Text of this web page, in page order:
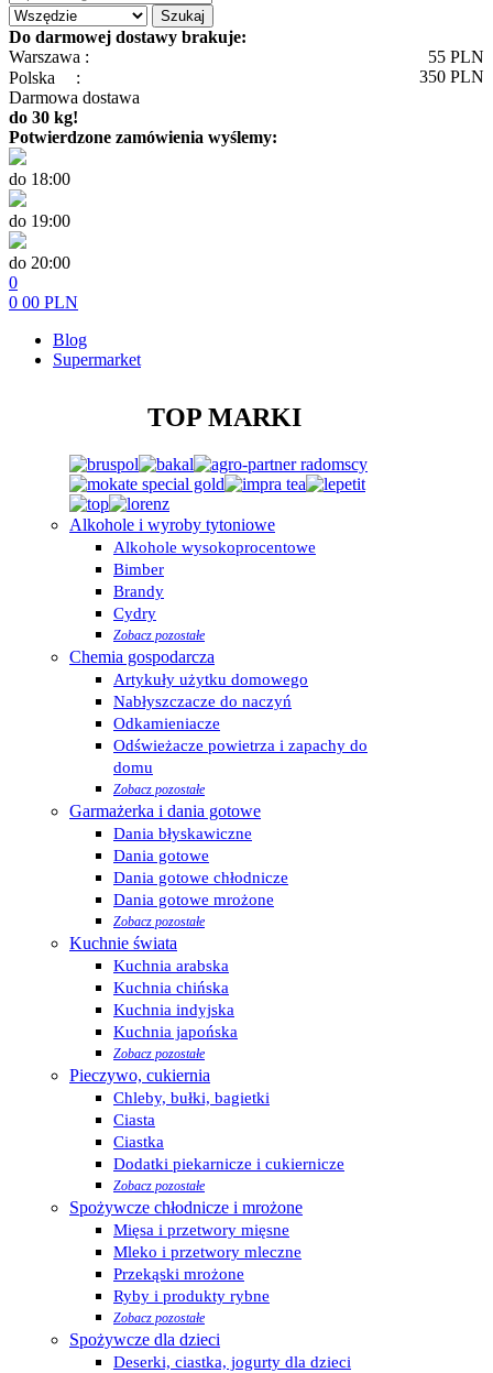
Szukaj
Do darmowej dostawy brakuje:
Warszawa :
55 PLN
Polska
: 350 PLN
Darmowa dostawa
do 30 kg!
Potwierdzone zamówienia wyślemy:
do 18:00
do 19:00
do 20:00
0
0 00 PLN
Blog
Supermarket
TOP MARKI
Alkohole i wyroby tytoniowe
Alkohole wysokoprocentowe
Bimber
Brandy
Cydry
Zobacz pozostałe
Chemia gospodarcza
Artykuły użytku domowego
Nabłyszczacze do naczyń
Odkamieniacze
Odświeżacze powietrza i zapachy do
domu
Zobacz pozostałe
Garmażerka i dania gotowe
Dania błyskawiczne
Dania gotowe
Dania gotowe chłodnicze
Dania gotowe mrożone
Zobacz pozostałe
Kuchnie świata
Kuchnia arabska
Kuchnia chińska
Kuchnia indyjska
Kuchnia japońska
Zobacz pozostałe
Pieczywo, cukiernia
Chleby, bułki, bagietki
Ciasta
Ciastka
Dodatki piekarnicze i cukiernicze
Zobacz pozostałe
Spożywcze chłodnicze i mrożone
Mięsa i przetwory mięsne
Mleko i przetwory mleczne
Przekąski mrożone
Ryby i produkty rybne
Zobacz pozostałe
Spożywcze dla dzieci
Deserki, ciastka, jogurty dla dzieci